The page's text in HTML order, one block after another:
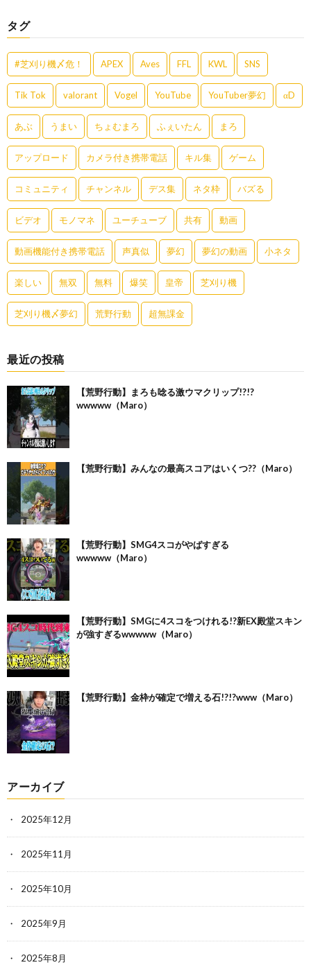
タグ
#芝刈り機〆危！ APEX Aves FFL KWL SNS
Tik Tok valorant Vogel YouTube YouTuber夢幻 αD
あぶ うまい ちょむまろ ふぇいたん まろ
アップロード カメラ付き携帯電話 キル集 ゲーム
コミュニティ チャンネル デス集 ネタ枠 バズる
ビデオ モノマネ ユーチューブ 共有 動画
動画機能付き携帯電話 声真似 夢幻 夢幻の動画 小ネタ
楽しい 無双 無料 爆笑 皇帝 芝刈り機
芝刈り機〆夢幻 荒野行動 超無課金
最近の投稿
【荒野行動】まろも唸る激ウマクリップ!?!?
wwwww（Maro）
【荒野行動】みんなの最高スコアはいくつ??（Maro）
【荒野行動】SMG4スコがやばすぎる
wwwww（Maro）
【荒野行動】SMGに4スコをつけれる!?新EX殿堂スキン
が強すぎるwwwww（Maro）
【荒野行動】金枠が確定で増える石!?!?www（Maro）
アーカイブ
2025年12月
2025年11月
2025年10月
2025年9月
2025年8月